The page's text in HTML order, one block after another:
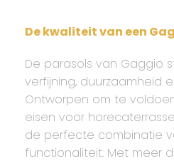
De kwaliteit van een
De parasols van Gaggio
verfijning, duurzaamheid
Ontworpen om te
eisen voor
de perfecte combinatie
functionaliteit. Met meer